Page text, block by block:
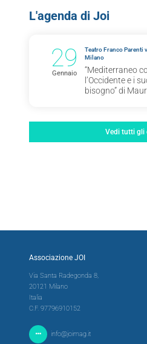
L'agenda di Joi
29
Gennaio
Teatro Franco Parenti
Milano
“Mediterraneo
l’Occidente e i
bisogno” di
Vedi tutti gli
Associazione JOI
Via Santa Radegonda 8,
20121 Milano
Italia
C.F. 97796910152
info@joimag.it